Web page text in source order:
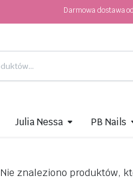
Darmowa dostawa
Julia Nessa PB Nails
Nie znaleziono produktów,